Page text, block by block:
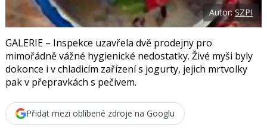
o
o
k
Autor:SZPI
GALERIE – Inspekce uzavřela dvě prodejny pro
mimořádně vážné hygienické nedostatky. Živé myši byly
dokonce i v chladicím zařízení s jogurty, jejich mrtvolky
pak v přepravkách s pečivem.
Přidat mezi oblíbené zdroje na Googlu